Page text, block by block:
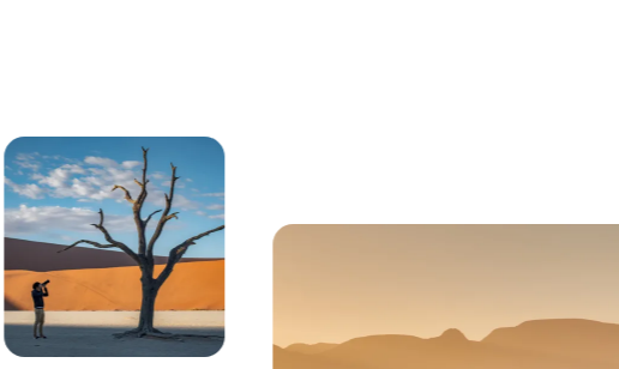
de Sossusvlei, Namibia, con imponentes dunas de arena al